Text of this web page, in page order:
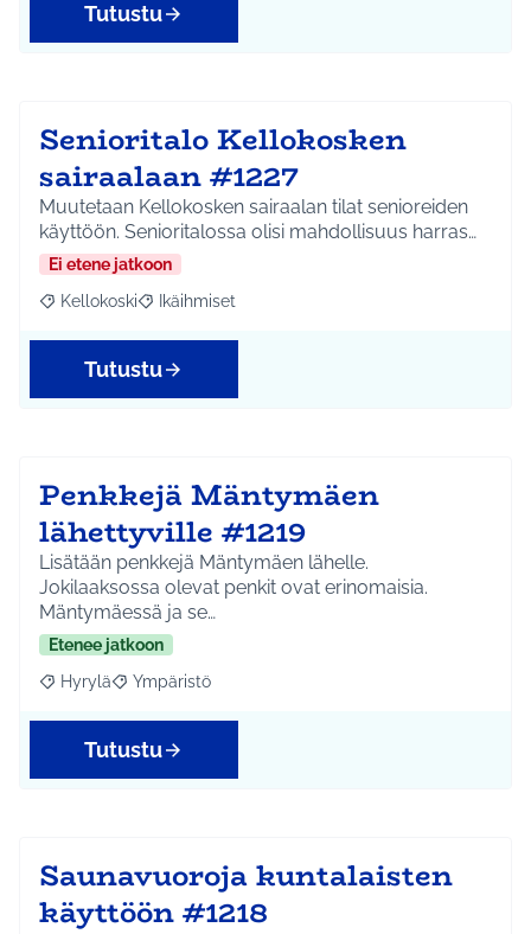
Tutustu
Senioritalo Kellokosken
sairaalaan #1227
Muutetaan Kellokosken sairaalan tilat senioreiden
käyttöön. Senioritalossa olisi mahdollisuus harras…
Ei etene jatkoon
Rajaa tulokset aihepiirin mukaan: Kellokoski
Kellokoski Rajaa tulokset teeman mukaan: Ikäihmiset
Ikäihmiset
Tutustu
Penkkejä Mäntymäen
lähettyville #1219
Lisätään penkkejä Mäntymäen lähelle.
Jokilaaksossa olevat penkit ovat erinomaisia.
Mäntymäessä ja se…
Etenee jatkoon
Rajaa tulokset aihepiirin mukaan: Hyrylä
Hyrylä Rajaa tulokset teeman mukaan: Ympäristö
Ympäristö
Tutustu
Saunavuoroja kuntalaisten
käyttöön #1218